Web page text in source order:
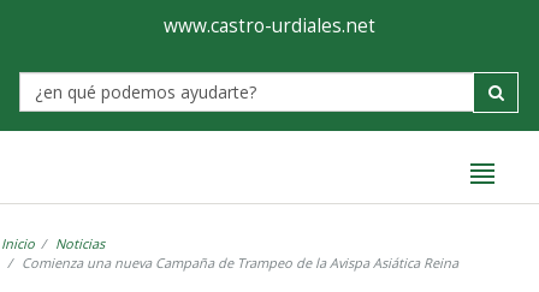
Ayuntamiento
de
Castro-
www.castro-urdiales.net
Label
Inicio
Noticias
Comienza una nueva Campaña de Trampeo de la Avispa Asiática Reina